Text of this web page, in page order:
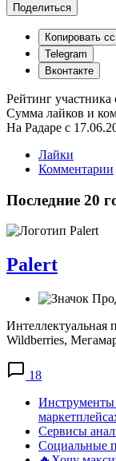
Поделиться
Копировать
Telegram
Вконтакте
Рейтинг участника
Сумма лайков и
На Радаре с
Лайки
Комментарии
Последние 20
Palert
Интеллектуальная
Wildberries,
18
Инструменты
Сервисы
Социальные